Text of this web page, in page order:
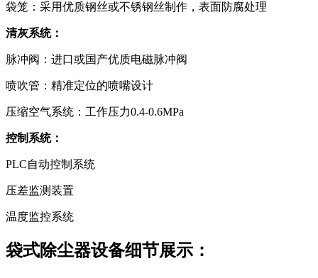
袋笼：采用优质钢丝或不锈钢丝制作，表面防腐处理
清灰系统：
脉冲阀：进口或国产优质电磁脉冲阀
喷吹管：精准定位的喷嘴设计
压缩空气系统：工作压力0.4-0.6MPa
控制系统：
PLC自动控制系统
压差监测装置
温度监控系统
袋式除尘器设备细节展示：